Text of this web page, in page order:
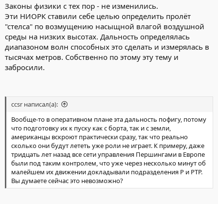
Законы физики с тех пор - не изменились.
Эти НИОРК ставили себе целью определить пролёт
"стелса" по возмущению насыщной влагой воздушной
среды на низких высотах. Дальность определялась
диапазоном волн способных это сделать и измерялась в
тысячах метров. Собственно по этому эту тему и
забросили.
ccsr написал(а):
Вообще-то в оперативном плане эта дальность пофигу, потому
что подготовку их к пуску как с борта, так и с земли,
американцы вскроют практически сразу, так что реально
сколько они будут лететь уже роли не играет. К примеру, даже
тридцать лет назад все сети управления Першингами в Европе
были под таким контролем, что уже через несколько минут об
малейшем их движении докладывали подразделения Р и РТР.
Вы думаете сейчас это невозможно?